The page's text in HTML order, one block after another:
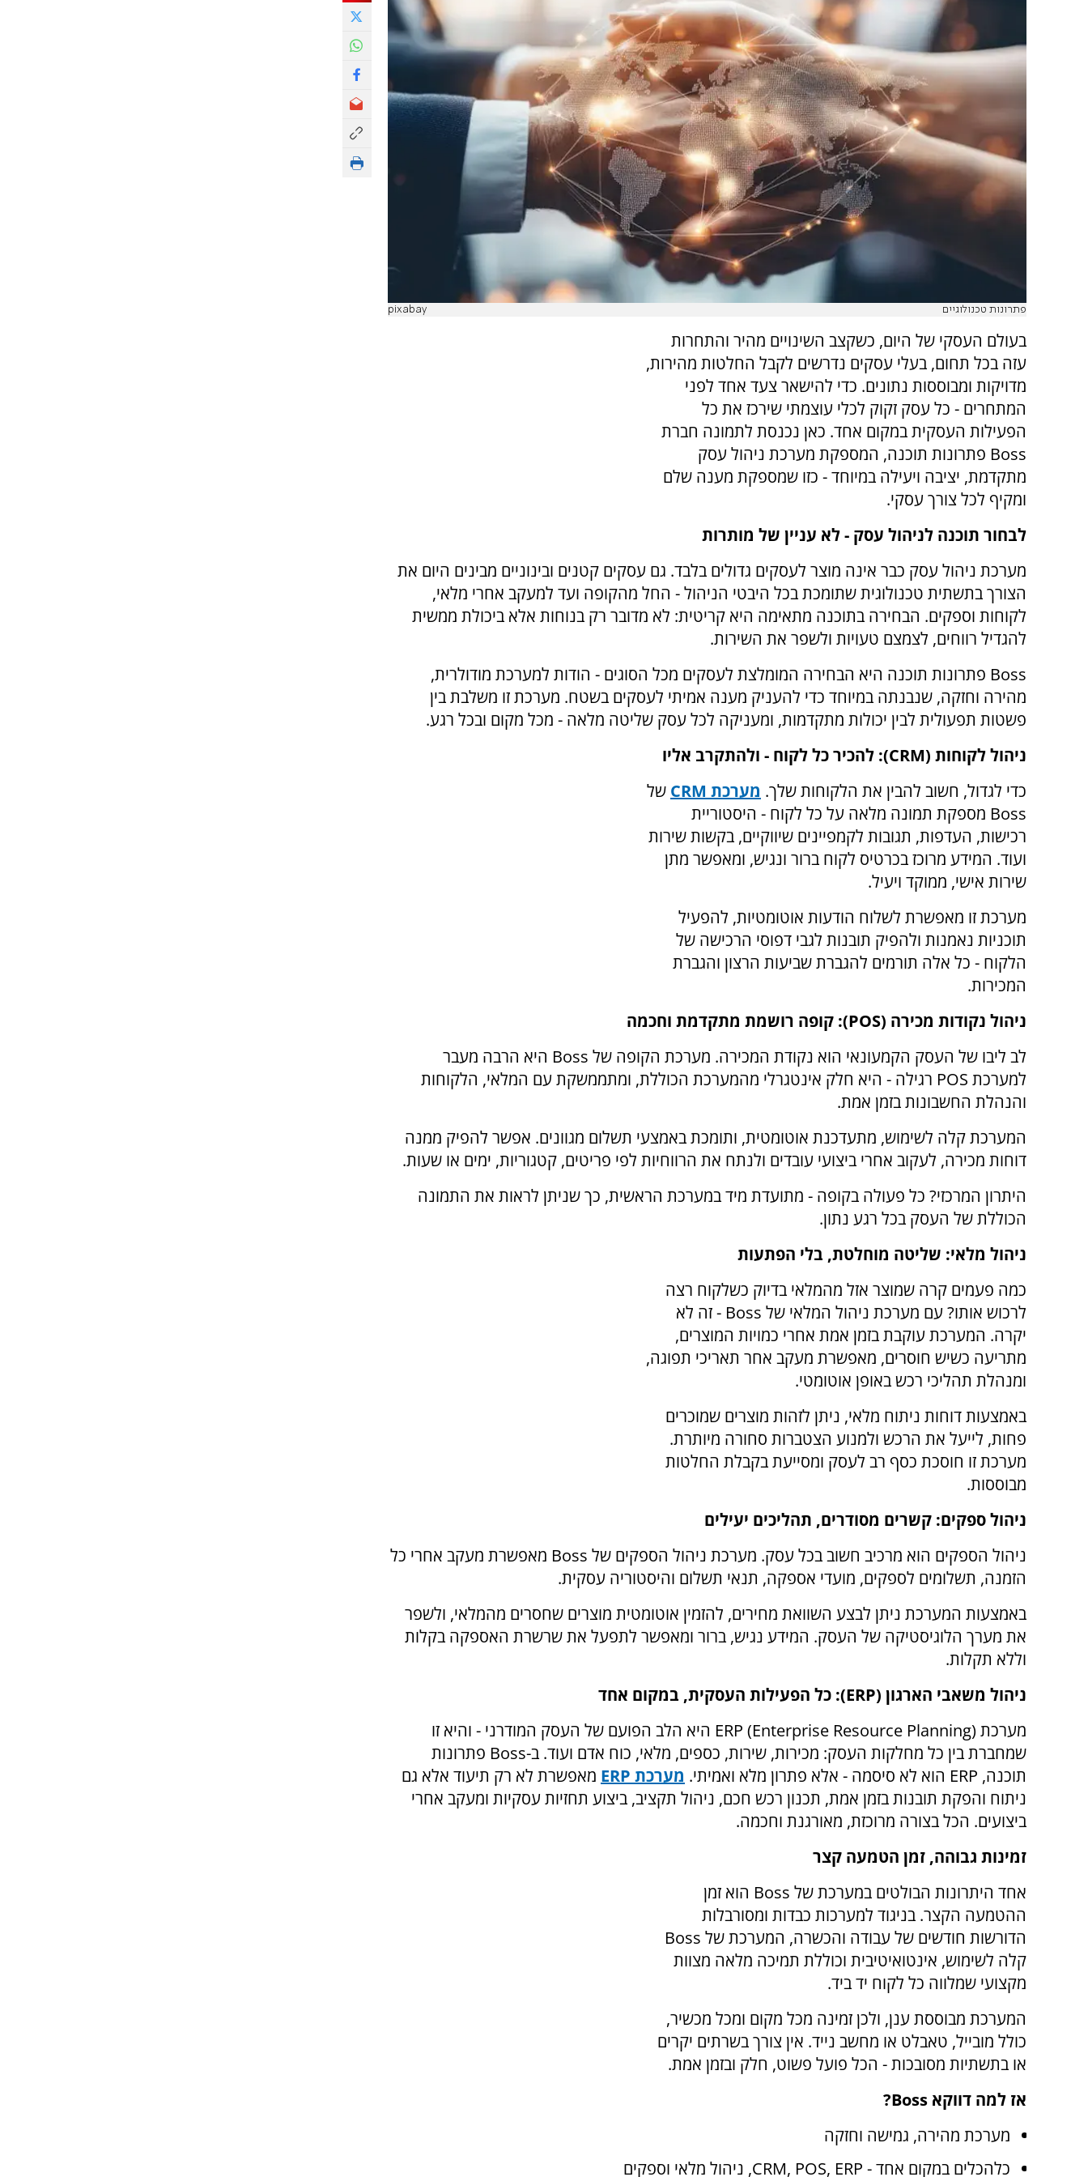
פתרונות טכנולוגיים pixabay
בעולם העסקי של היום, כשקצב השינויים מהיר והתחרות
עזה בכל תחום, בעלי עסקים נדרשים לקבל החלטות מהירות,
מדויקות ומבוססות נתונים. כדי להישאר צעד אחד לפני
המתחרים - כל עסק זקוק לכלי עוצמתי שירכז את כל
הפעילות העסקית במקום אחד. כאן נכנסת לתמונה חברת
Boss פתרונות תוכנה, המספקת מערכת ניהול עסק
מתקדמת, יציבה ויעילה במיוחד - כזו שמספקת מענה שלם
ומקיף לכל צורך עסקי.
לבחור תוכנה לניהול עסק - לא עניין של מותרות
מערכת ניהול עסק כבר אינה מוצר לעסקים גדולים בלבד. גם עסקים קטנים ובינוניים מבינים היום את
הצורך בתשתית טכנולוגית שתומכת בכל היבטי הניהול - החל מהקופה ועד למעקב אחרי מלאי,
לקוחות וספקים. הבחירה בתוכנה מתאימה היא קריטית: לא מדובר רק בנוחות אלא ביכולת ממשית
להגדיל רווחים, לצמצם טעויות ולשפר את השירות.
Boss פתרונות תוכנה היא הבחירה המומלצת לעסקים מכל הסוגים - הודות למערכת מודולרית,
מהירה וחזקה, שנבנתה במיוחד כדי להעניק מענה אמיתי לעסקים בשטח. מערכת זו משלבת בין
פשטות תפעולית לבין יכולות מתקדמות, ומעניקה לכל עסק שליטה מלאה - מכל מקום ובכל רגע.
ניהול לקוחות (CRM): להכיר כל לקוח - ולהתקרב אליו
כדי לגדול, חשוב להבין את הלקוחות שלך. מערכת CRM של
Boss מספקת תמונה מלאה על כל לקוח - היסטוריית
רכישות, העדפות, תגובות לקמפיינים שיווקיים, בקשות שירות
ועוד. המידע מרוכז בכרטיס לקוח ברור ונגיש, ומאפשר מתן
שירות אישי, ממוקד ויעיל.
מערכת זו מאפשרת לשלוח הודעות אוטומטיות, להפעיל
תוכניות נאמנות ולהפיק תובנות לגבי דפוסי הרכישה של
הלקוח - כל אלה תורמים להגברת שביעות הרצון והגברת
המכירות.
ניהול נקודות מכירה (POS): קופה רושמת מתקדמת וחכמה
לב ליבו של העסק הקמעונאי הוא נקודת המכירה. מערכת הקופה של Boss היא הרבה מעבר
למערכת POS רגילה - היא חלק אינטגרלי מהמערכת הכוללת, ומתממשקת עם המלאי, הלקוחות
והנהלת החשבונות בזמן אמת.
המערכת קלה לשימוש, מתעדכנת אוטומטית, ותומכת באמצעי תשלום מגוונים. אפשר להפיק ממנה
דוחות מכירה, לעקוב אחרי ביצועי עובדים ולנתח את הרווחיות לפי פריטים, קטגוריות, ימים או שעות.
היתרון המרכזי? כל פעולה בקופה - מתועדת מיד במערכת הראשית, כך שניתן לראות את התמונה
הכוללת של העסק בכל רגע נתון.
ניהול מלאי: שליטה מוחלטת, בלי הפתעות
כמה פעמים קרה שמוצר אזל מהמלאי בדיוק כשלקוח רצה
לרכוש אותו? עם מערכת ניהול המלאי של Boss - זה לא
יקרה. המערכת עוקבת בזמן אמת אחרי כמויות המוצרים,
מתריעה כשיש חוסרים, מאפשרת מעקב אחר תאריכי תפוגה,
ומנהלת תהליכי רכש באופן אוטומטי.
באמצעות דוחות ניתוח מלאי, ניתן לזהות מוצרים שמוכרים
פחות, לייעל את הרכש ולמנוע הצטברות סחורה מיותרת.
מערכת זו חוסכת כסף רב לעסק ומסייעת בקבלת החלטות
מבוססות.
ניהול ספקים: קשרים מסודרים, תהליכים יעילים
ניהול הספקים הוא מרכיב חשוב בכל עסק. מערכת ניהול הספקים של Boss מאפשרת מעקב אחרי כל
הזמנה, תשלומים לספקים, מועדי אספקה, תנאי תשלום והיסטוריה עסקית.
באמצעות המערכת ניתן לבצע השוואת מחירים, להזמין אוטומטית מוצרים שחסרים מהמלאי, ולשפר
את מערך הלוגיסטיקה של העסק. המידע נגיש, ברור ומאפשר לתפעל את שרשרת האספקה בקלות
וללא תקלות.
ניהול משאבי הארגון (ERP): כל הפעילות העסקית, במקום אחד
מערכת ERP (Enterprise Resource Planning) היא הלב הפועם של העסק המודרני - והיא זו
שמחברת בין כל מחלקות העסק: מכירות, שירות, כספים, מלאי, כוח אדם ועוד. ב-Boss פתרונות
תוכנה, ERP הוא לא סיסמה - אלא פתרון מלא ואמיתי. מערכת ERP מאפשרת לא רק תיעוד אלא גם
ניתוח והפקת תובנות בזמן אמת, תכנון רכש חכם, ניהול תקציב, ביצוע תחזיות עסקיות ומעקב אחרי
ביצועים. הכל בצורה מרוכזת, מאורגנת וחכמה.
זמינות גבוהה, זמן הטמעה קצר
אחד היתרונות הבולטים במערכת של Boss הוא זמן
ההטמעה הקצר. בניגוד למערכות כבדות ומסורבלות
הדורשות חודשים של עבודה והכשרה, המערכת של Boss
קלה לשימוש, אינטואיטיבית וכוללת תמיכה מלאה מצוות
מקצועי שמלווה כל לקוח יד ביד.
המערכת מבוססת ענן, ולכן זמינה מכל מקום ומכל מכשיר,
כולל מובייל, טאבלט או מחשב נייד. אין צורך בשרתים יקרים
או בתשתיות מסובכות - הכל פועל פשוט, חלק ובזמן אמת.
אז למה דווקא Boss
?
מערכת מהירה, גמישה וחזקה
כלהכלים במקום אחד - CRM, POS, ERP, ניהול מלאי וספקים